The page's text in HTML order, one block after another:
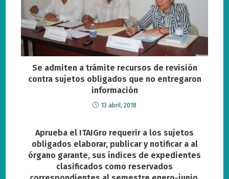
Se admiten a trámite recursos de revisión
contra sujetos obligados que no entregaron
información
13 abril, 2018
Aprueba el ITAIGro requerir a los sujetos
obligados elaborar, publicar y notificar a al
órgano garante, sus índices de expedientes
clasificados como reservados